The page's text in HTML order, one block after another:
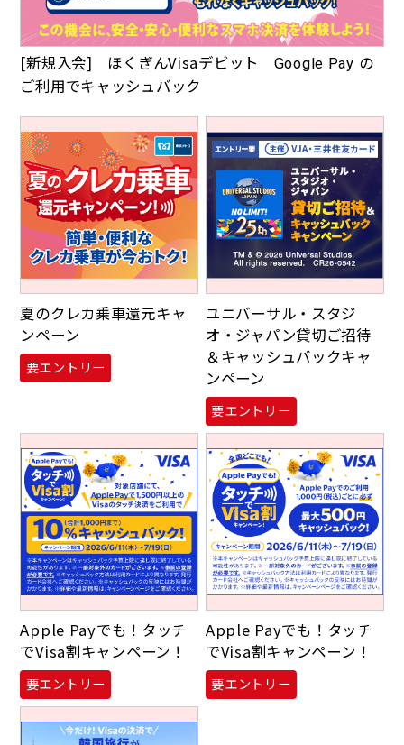
[新規入会] ほくぎんVisaデビット Google Pay の
ご利用でキャッシュバック
夏のクレカ乗車還元キャ
ンペーン
要エントリー
ユニバーサル・スタジ
オ・ジャパン貸切ご招待
＆キャッシュバックキャ
ンペーン
要エントリー
Apple Payでも！タッチ
でVisa割キャンペーン！
要エントリー
Apple Payでも！タッチ
でVisa割キャンペーン！
要エントリー